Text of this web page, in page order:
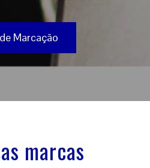
Marcação
marcas